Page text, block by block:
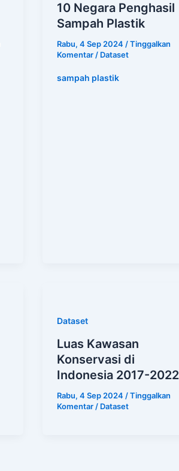
10 Negara Penghasil
Sampah Plastik
Rabu, 4 Sep 2024 /Tinggalkan
Komentar / Dataset
sampah plastik
Dataset
Luas Kawasan
Konservasi di
Indonesia 2017-2022
Rabu, 4 Sep 2024 /Tinggalkan
Komentar / Dataset